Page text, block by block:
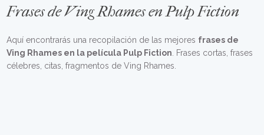
Frases de Ving Rhames en Pulp Fiction
Aquí encontrarás una recopilación de las mejores frases de
Ving Rhames en la película Pulp Fiction . Frases cortas, frases
célebres, citas, fragmentos de Ving Rhames.